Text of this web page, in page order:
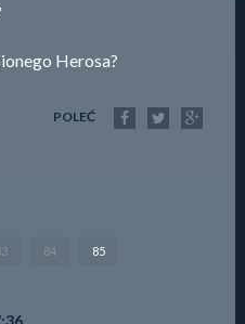
Herosa?
POLEĆ
84 85